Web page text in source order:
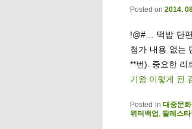
Posted on 2014.
!@#… 떡밥 단
첨가 내용 없는
**번). 중요한 리
기왕 이렇게 된
Posted in 대중문화
위터백업 , 팔레스타